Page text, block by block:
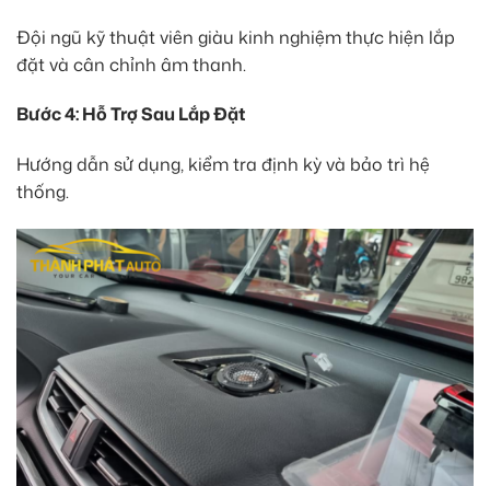
Đội ngũ kỹ thuật viên giàu kinh nghiệm thực hiện lắp
đặt và cân chỉnh âm thanh.
Bước 4: Hỗ Trợ Sau Lắp Đặt
Hướng dẫn sử dụng, kiểm tra định kỳ và bảo trì hệ
thống.